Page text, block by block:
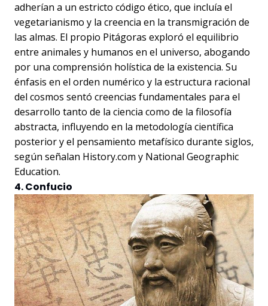
adherían a un estricto código ético, que incluía el
vegetarianismo y la creencia en la transmigración de
las almas. El propio Pitágoras exploró el equilibrio
entre animales y humanos en el universo, abogando
por una comprensión holística de la existencia. Su
énfasis en el orden numérico y la estructura racional
del cosmos sentó creencias fundamentales para el
desarrollo tanto de la ciencia como de la filosofía
abstracta, influyendo en la metodología científica
posterior y el pensamiento metafísico durante siglos,
según señalan History.com y National Geographic
Education.
4. Confucio